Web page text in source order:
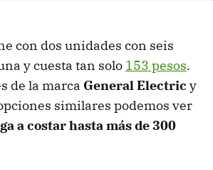
con dos unidades con seis
y cuesta tan solo 153 pesos.
de la marca General Electric y
similares podemos ver
a costar hasta más de 300